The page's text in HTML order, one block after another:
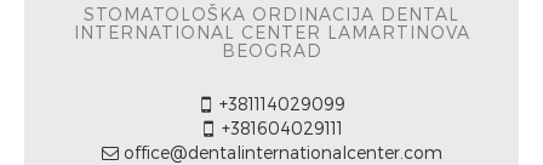
STOMATOLOŠKA ORDINACIJA DENTAL
INTERNATIONAL CENTER LAMARTINOVA
BEOGRAD
+381114029099
+381604029111
office@dentalinternationalcenter.com